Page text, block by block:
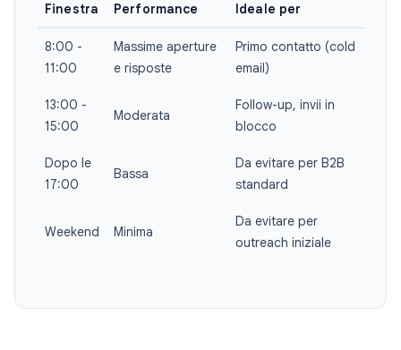
Finestra Performance Ideale per
8:00 -
11:00
Massime aperture
e risposte
Primo contatto (cold
email)
13:00 -
15:00
Moderata
Follow-up, invii in
blocco
Dopo le
17:00
Bassa
Da evitare per B2B
standard
Weekend Minima
Da evitare per
outreach iniziale